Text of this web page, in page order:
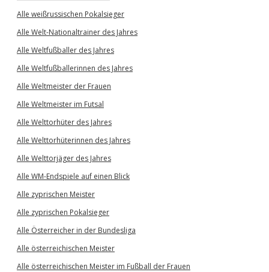
Alle weißrussischen Pokalsieger
Alle Welt-Nationaltrainer des Jahres
Alle Weltfußballer des Jahres
Alle Weltfußballerinnen des Jahres
Alle Weltmeister der Frauen
Alle Weltmeister im Futsal
Alle Welttorhüter des Jahres
Alle Welttorhüterinnen des Jahres
Alle Welttorjäger des Jahres
Alle WM-Endspiele auf einen Blick
Alle zyprischen Meister
Alle zyprischen Pokalsieger
Alle Österreicher in der Bundesliga
Alle österreichischen Meister
Alle österreichischen Meister im Fußball der Frauen